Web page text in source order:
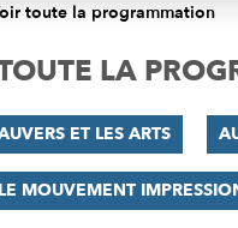
toute la programmation
LA
ET LES ARTS
LE MOUVEMENT